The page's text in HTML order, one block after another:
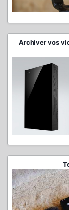
Archiver vos